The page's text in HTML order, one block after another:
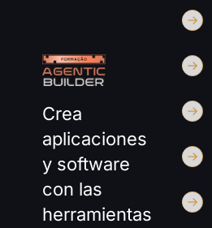
Crea
aplicaciones
y software
con las
herramientas